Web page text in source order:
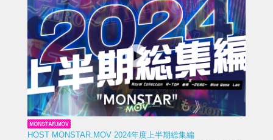
HOST MONSTAR.MOV 2024年度上半期総集編